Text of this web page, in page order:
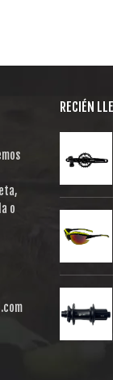
o
RECIÉN